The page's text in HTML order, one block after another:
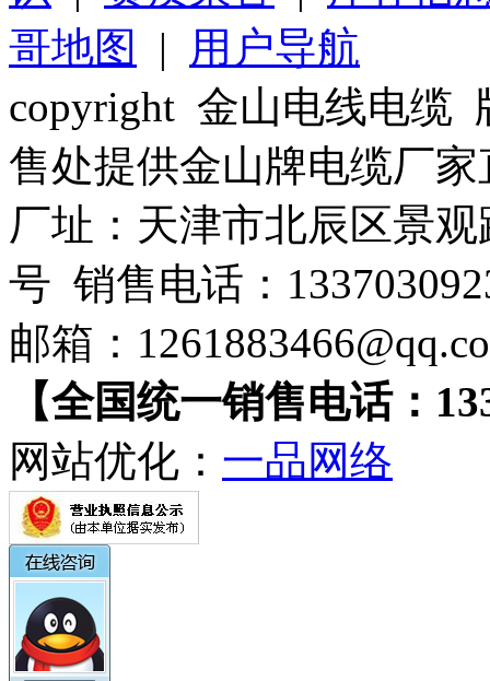
哥地图
| 用户导航
copyright 金山电线电缆
售处提供金山牌电缆厂家
厂址：天津市北辰区景
号 销售电话：
邮箱：
【全国统一销售电话：
网站优化： 一品网络